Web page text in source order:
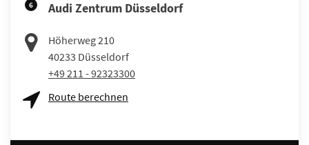
6 Audi Zentrum Düsseldorf
Höherweg 210
40233 Düsseldorf
+49 211 - 92323300
Route berechnen